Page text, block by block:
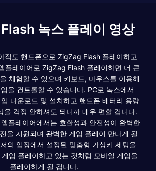
녹스 플레이 영상
직도 핸드폰으로 ZigZag Flash 플레이하고
플레이어로 ZigZag Flash 플레이하면 더 큰
체험할 수 있으며 키보드, 마우스를 이용해
을 컨트롤할 수 있습니다. PC로 녹스에서
다운로드 및 설치하고 핸드폰 배터리 용량
을 걱정 안하셔도 되니까 매우 편할 겁니다.
플레이어에서는 호환성과 안전성이 완벽한
을 지원되며 완벽한 게임 플레이 만나게 될
의 입장에서 설정된 맞춤형 가상키 세팅을
임 플레이하고 있는 것처럼 모바일 게임을
플레이하게 될 겁니다.